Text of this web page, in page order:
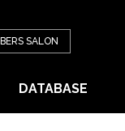
SALON
DATABASE